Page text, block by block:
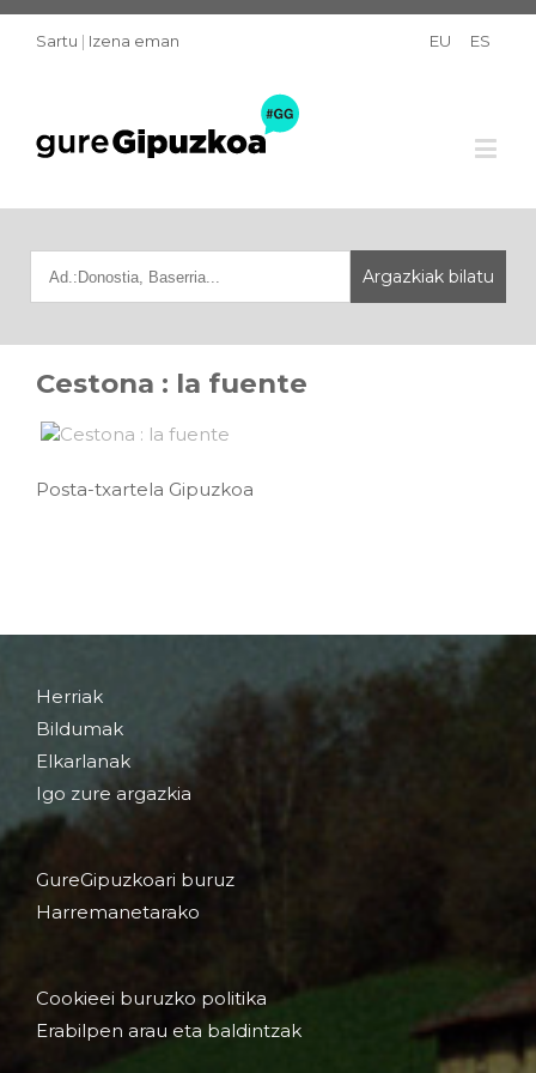
Sartu | Izena eman EU ES
Cestona : la fuente
Posta-txartela Gipuzkoa
Herriak
Bildumak
Elkarlanak
Igo zure argazkia
GureGipuzkoari buruz
Harremanetarako
Cookieei buruzko politika
Erabilpen arau eta baldintzak